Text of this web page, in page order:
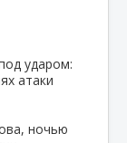
ударом:
атаки
ночью